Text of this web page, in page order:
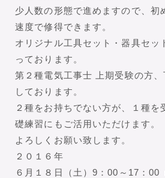
少人数の形態で進めますので、初
速度で修得できます。
オリジナル工具セット・器具セッ
っております。
第２種電気工事士 上期受験の方
しております。
２種をお持ちでない方が、１種を
礎練習にもご活用いただけます。
よろしくお願い致します。
２０１６年
６月１８日（土）9：00～17：00